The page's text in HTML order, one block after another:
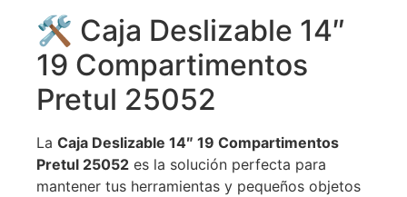
🛠️ Caja Deslizable 14″
19 Compartimentos
Pretul 25052
La Caja Deslizable 14″ 19 Compartimentos
Pretul 25052 es la solución perfecta para
mantener tus herramientas y pequeños objetos